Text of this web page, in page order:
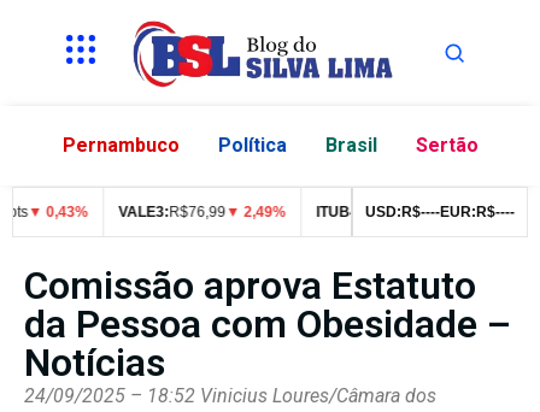
Pernambuco Política Brasil Sertão
▼ 0,43% VALE3:R$76,99▼ 2,49% ITUB4:R$ 42,05▼ 1,55% PETR4:
USD: R$----EUR: R$----
Comissão aprova Estatuto
da Pessoa com Obesidade –
Notícias
24/09/2025 – 18:52 Vinicius Loures/Câmara dos